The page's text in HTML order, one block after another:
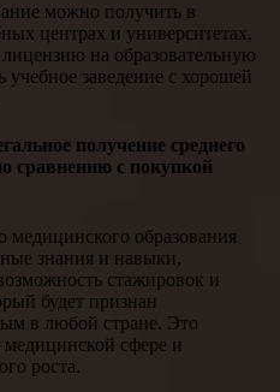
можно получить в
центрах и университетах,
на образовательную
учебное заведение с хорошей
получение среднего
сравнению с покупкой
медицинского образования
знания и навыки,
стажировок и
будет признан
в любой стране. Это
медицинской сфере и
роста.